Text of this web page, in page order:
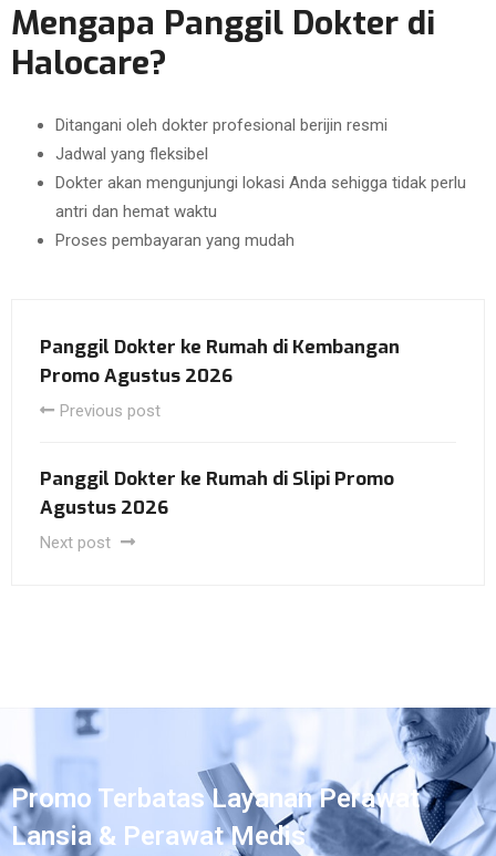
Mengapa Panggil Dokter di
Halocare?
Ditangani oleh dokter profesional berijin resmi
Jadwal yang fleksibel
Dokter akan mengunjungi lokasi Anda sehigga tidak perlu
antri dan hemat waktu
Proses pembayaran yang mudah
Panggil Dokter ke Rumah di Kembangan
Promo Agustus 2026
Previous post
Panggil Dokter ke Rumah di Slipi Promo
Agustus 2026
Next post
Promo Terbatas Layanan Perawat
Lansia & Perawat Medis